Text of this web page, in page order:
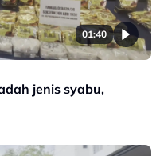
01:40
jenis syabu,